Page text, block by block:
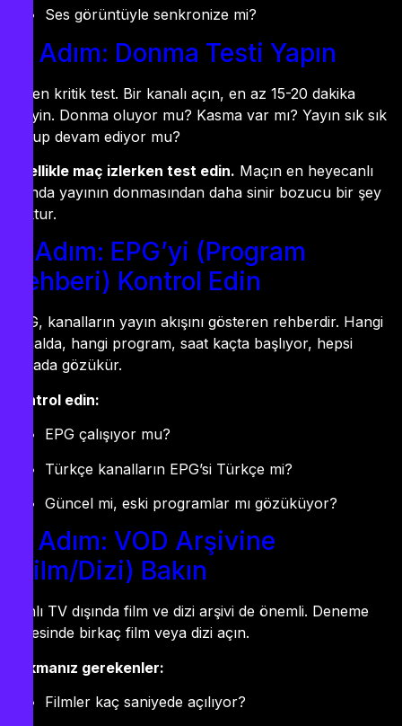
Ses görüntüyle senkronize mi?
6. Adım: Donma Testi Yapın
Bu en kritik test. Bir kanalı açın, en az 15-20 dakika
izleyin. Donma oluyor mu? Kasma var mı? Yayın sık sık
durup devam ediyor mu?
Özellikle maç izlerken test edin. Maçın en heyecanlı
anında yayının donmasından daha sinir bozucu bir şey
yoktur.
7. Adım: EPG’yi (Program
Rehberi) Kontrol Edin
EPG, kanalların yayın akışını gösteren rehberdir. Hangi
kanalda, hangi program, saat kaçta başlıyor, hepsi
burada gözükür.
Kontrol edin:
EPG çalışıyor mu?
Türkçe kanalların EPG’si Türkçe mi?
Güncel mi, eski programlar mı gözüküyor?
8. Adım: VOD Arşivine
(Film/Dizi) Bakın
Canlı TV dışında film ve dizi arşivi de önemli. Deneme
süresinde birkaç film veya dizi açın.
Bakmanız gerekenler:
Filmler kaç saniyede açılıyor?